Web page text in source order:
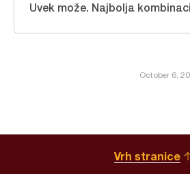
October 6,
Uvek može. Najbolja
Vrh stranice